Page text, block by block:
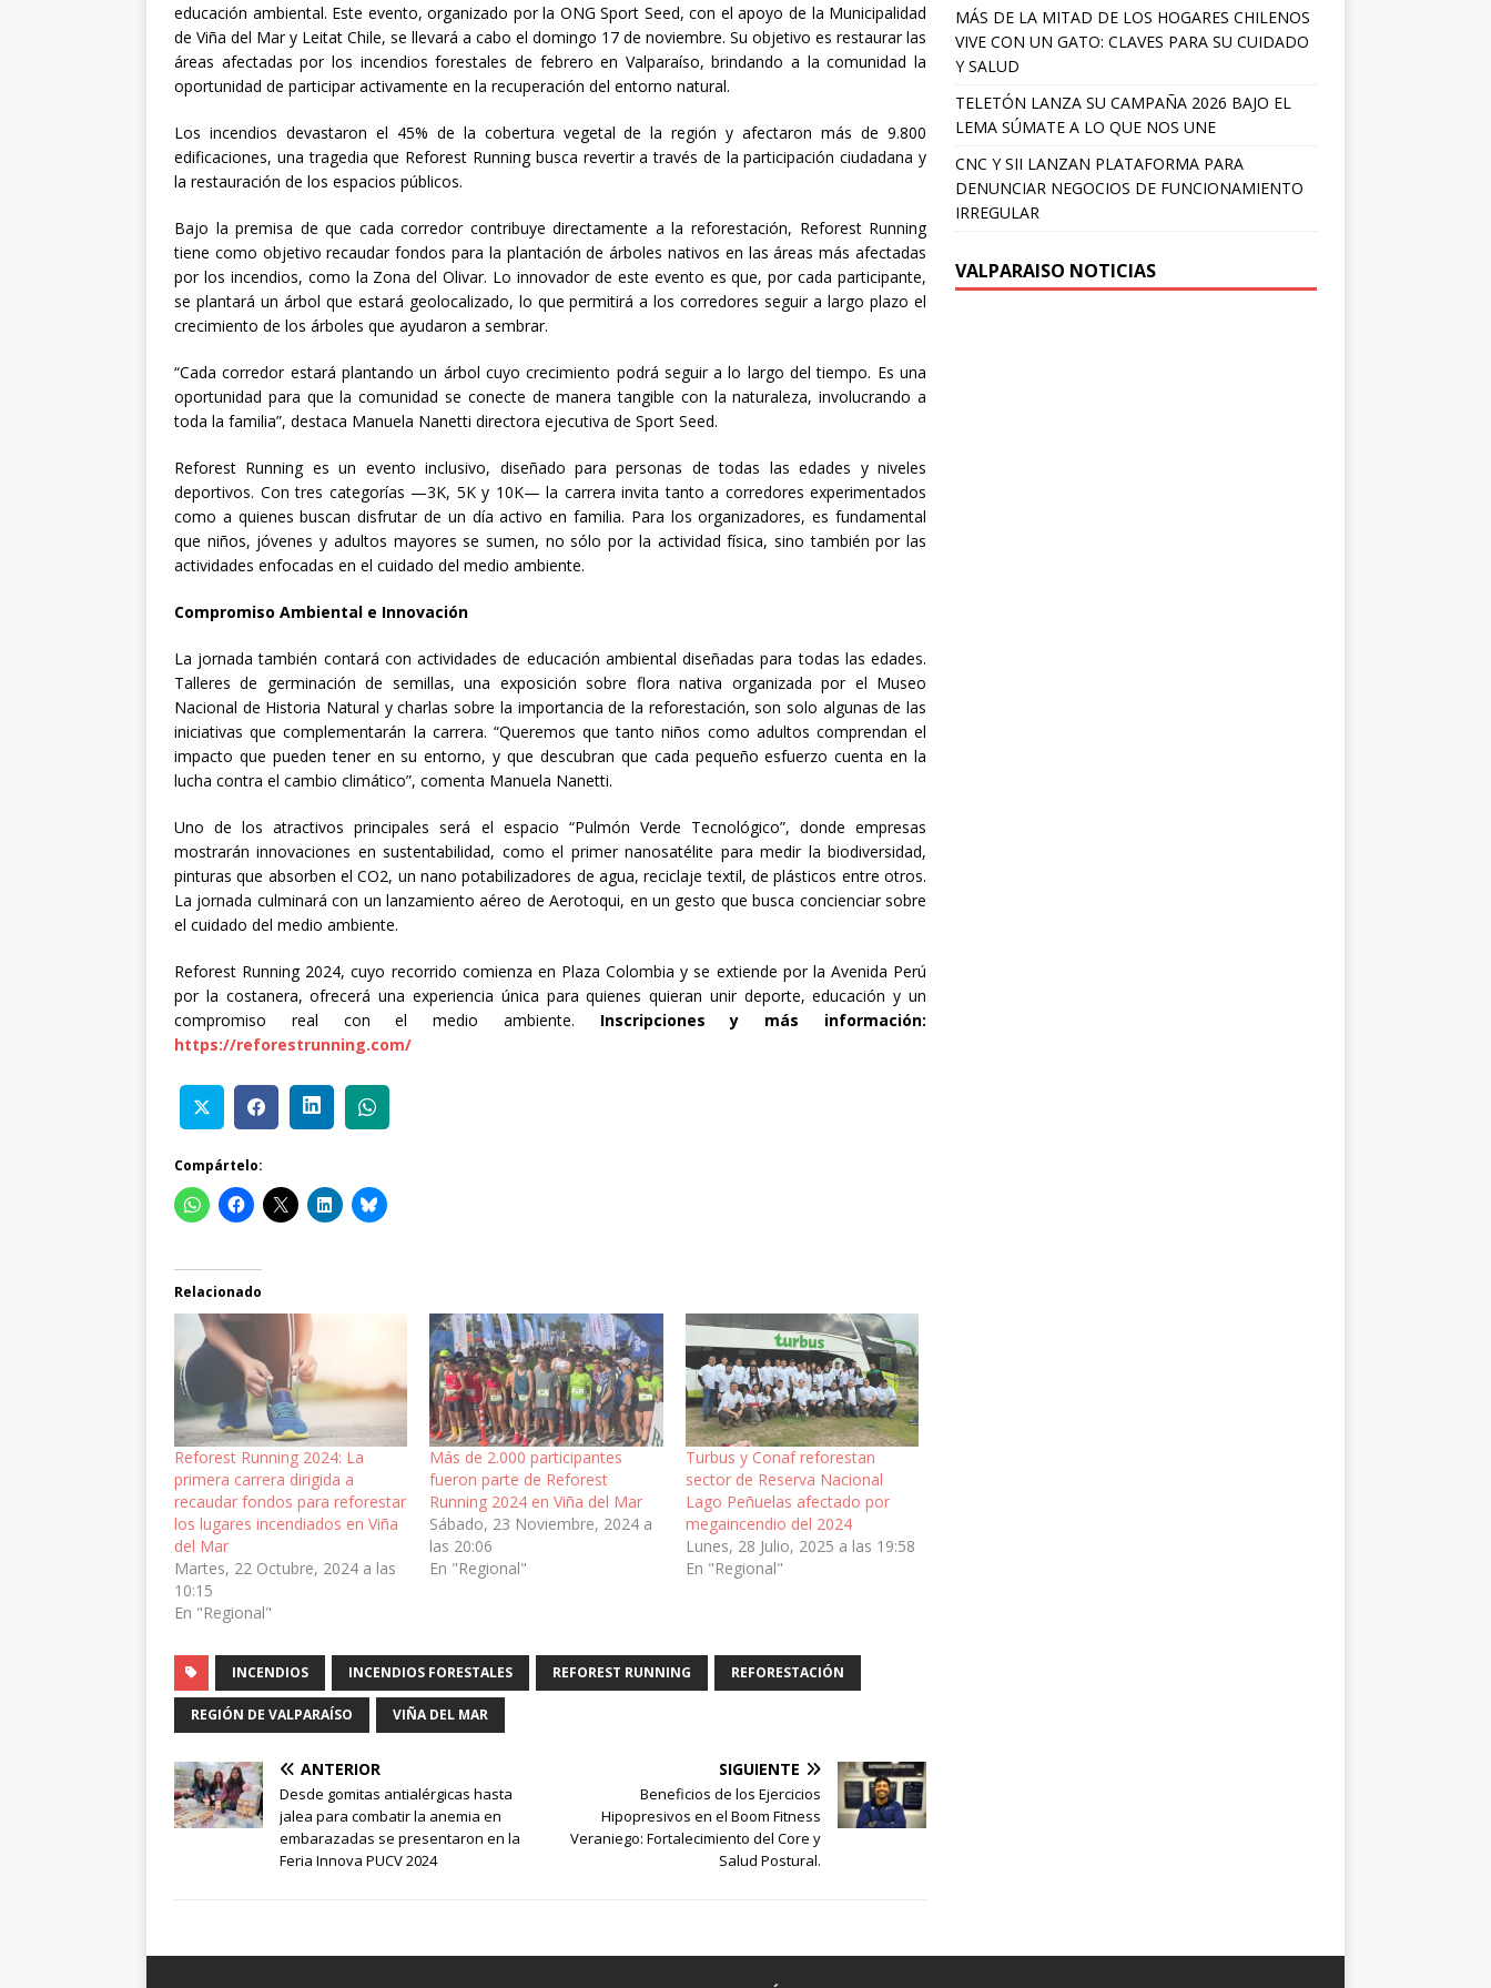
educación ambiental. Este evento, organizado por la ONG Sport Seed, con el apoyo de la Municipalidad
de Viña del Mar y Leitat Chile, se llevará a cabo el domingo 17 de noviembre. Su objetivo es restaurar las
áreas afectadas por los incendios forestales de febrero en Valparaíso, brindando a la comunidad la
oportunidad de participar activamente en la recuperación del entorno natural.
Los incendios devastaron el 45% de la cobertura vegetal de la región y afectaron más de 9.800
edificaciones, una tragedia que Reforest Running busca revertir a través de la participación ciudadana y
la restauración de los espacios públicos.
Bajo la premisa de que cada corredor contribuye directamente a la reforestación, Reforest Running
tiene como objetivo recaudar fondos para la plantación de árboles nativos en las áreas más afectadas
por los incendios, como la Zona del Olivar. Lo innovador de este evento es que, por cada participante,
se plantará un árbol que estará geolocalizado, lo que permitirá a los corredores seguir a largo plazo el
crecimiento de los árboles que ayudaron a sembrar.
“Cada corredor estará plantando un árbol cuyo crecimiento podrá seguir a lo largo del tiempo. Es una
oportunidad para que la comunidad se conecte de manera tangible con la naturaleza, involucrando a
toda la familia”, destaca Manuela Nanetti directora ejecutiva de Sport Seed.
Reforest Running es un evento inclusivo, diseñado para personas de todas las edades y niveles
deportivos. Con tres categorías —3K, 5K y 10K— la carrera invita tanto a corredores experimentados
como a quienes buscan disfrutar de un día activo en familia. Para los organizadores, es fundamental
que niños, jóvenes y adultos mayores se sumen, no sólo por la actividad física, sino también por las
actividades enfocadas en el cuidado del medio ambiente.
Compromiso Ambiental e Innovación
La jornada también contará con actividades de educación ambiental diseñadas para todas las edades.
Talleres de germinación de semillas, una exposición sobre flora nativa organizada por el Museo
Nacional de Historia Natural y charlas sobre la importancia de la reforestación, son solo algunas de las
iniciativas que complementarán la carrera. “Queremos que tanto niños como adultos comprendan el
impacto que pueden tener en su entorno, y que descubran que cada pequeño esfuerzo cuenta en la
lucha contra el cambio climático”, comenta Manuela Nanetti.
Uno de los atractivos principales será el espacio “Pulmón Verde Tecnológico”, donde empresas
mostrarán innovaciones en sustentabilidad, como el primer nanosatélite para medir la biodiversidad,
pinturas que absorben el CO2, un nano potabilizadores de agua, reciclaje textil, de plásticos entre otros.
La jornada culminará con un lanzamiento aéreo de Aerotoqui, en un gesto que busca concienciar sobre
el cuidado del medio ambiente.
Reforest Running 2024, cuyo recorrido comienza en Plaza Colombia y se extiende por la Avenida Perú
por la costanera, ofrecerá una experiencia única para quienes quieran unir deporte, educación y un
compromiso real con el medio ambiente. Inscripciones y más información:
https://reforestrunning.com/
Compártelo:
Relacionado
Reforest Running 2024: La
primera carrera dirigida a
recaudar fondos para reforestar
los lugares incendiados en Viña
del Mar
Martes, 22 Octubre, 2024 a las
10:15
En "Regional"
Más de 2.000 participantes
fueron parte de Reforest
Running 2024 en Viña del Mar
Sábado, 23 Noviembre, 2024 a
las 20:06
En "Regional"
Turbus y Conaf reforestan
sector de Reserva Nacional
Lago Peñuelas afectado por
megaincendio del 2024
Lunes, 28 Julio, 2025 a las 19:58
En "Regional"
INCENDIOS INCENDIOS FORESTALES REFOREST RUNNING REFORESTACIÓN
REGIÓN DE VALPARAÍSO VIÑA DEL MAR
ANTERIOR
Desde gomitas antialérgicas hasta
jalea para combatir la anemia en
embarazadas se presentaron en la
Feria Innova PUCV 2024
SIGUIENTE
Beneficios de los Ejercicios
Hipopresivos en el Boom Fitness
Veraniego: Fortalecimiento del Core y
Salud Postural.
MÁS DE LA MITAD DE LOS HOGARES CHILENOS
VIVE CON UN GATO: CLAVES PARA SU CUIDADO
Y SALUD
TELETÓN LANZA SU CAMPAÑA 2026 BAJO EL
LEMA SÚMATE A LO QUE NOS UNE
CNC Y SII LANZAN PLATAFORMA PARA
DENUNCIAR NEGOCIOS DE FUNCIONAMIENTO
IRREGULAR
VALPARAISO NOTICIAS